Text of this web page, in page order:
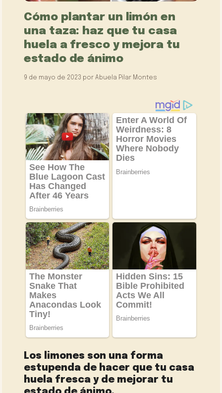
Cómo plantar un limón en
una taza: haz que tu casa
huela a fresco y mejora tu
estado de ánimo
9 de mayo de 2023 porAbuela Pilar Montes
Los limones son una forma
estupenda de hacer que tu casa
huela fresca y de mejorar tu